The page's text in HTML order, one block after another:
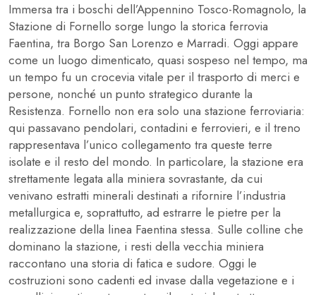
Immersa tra i boschi dell’Appennino Tosco-Romagnolo, la
Stazione di Fornello sorge lungo la storica ferrovia
Faentina, tra Borgo San Lorenzo e Marradi. Oggi appare
come un luogo dimenticato, quasi sospeso nel tempo, ma
un tempo fu un crocevia vitale per il trasporto di merci e
persone, nonché un punto strategico durante la
Resistenza. Fornello non era solo una stazione ferroviaria:
qui passavano pendolari, contadini e ferrovieri, e il treno
rappresentava l’unico collegamento tra queste terre
isolate e il resto del mondo. In particolare, la stazione era
strettamente legata alla miniera sovrastante, da cui
venivano estratti minerali destinati a rifornire l’industria
metallurgica e, soprattutto, ad estrarre le pietre per la
realizzazione della linea Faentina stessa. Sulle colline che
dominano la stazione, i resti della vecchia miniera
raccontano una storia di fatica e sudore. Oggi le
costruzioni sono cadenti ed invase dalla vegetazione e i